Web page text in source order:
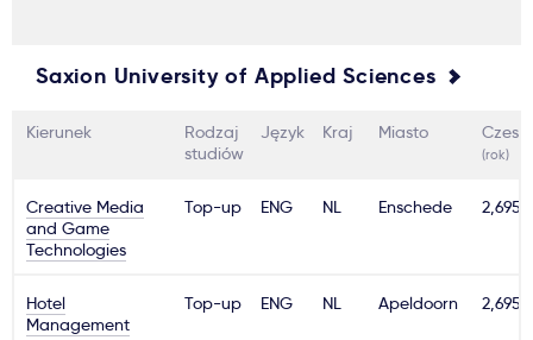
1
Powiadomienia
Formularz aplikacyjny
Gdzie studiować?
Jak aplikować?
Saxion University of Applied Sciences
Kierunek
Rodzaj
studiów
Język Kraj Miasto
(rok)
Creative Media
and Game
Technologies
Top-up ENG NL Enschede 2,695€
Hotel
Management
Top-up ENG NL Apeldoorn 2,695€